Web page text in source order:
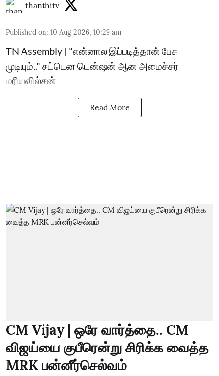
thanthitv
Published on: 10 Aug 2026, 10:29 am
TN Assembly | "என்னால இப்படித்தான் பேச
முடியும்.." சட்டென டென்ஷன் ஆன அமைச்சர்
மரியவில்சன்
Read More
CM Vijay | ஒரே வார்த்தை.. CM
விஜய்யை குபீரென்று சிரிக்க வைத்த
MRK பன்னீர்செல்வம்